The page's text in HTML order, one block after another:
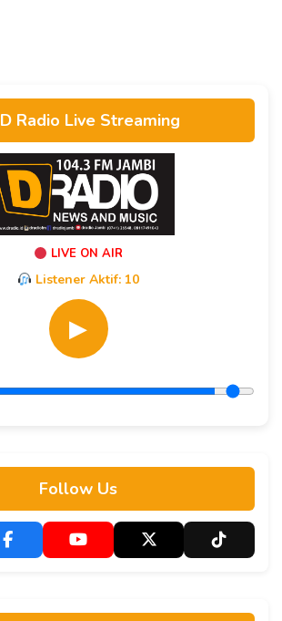
D Radio Live Streaming
LIVE ON AIR
Listener Aktif: 10
▶
Follow Us